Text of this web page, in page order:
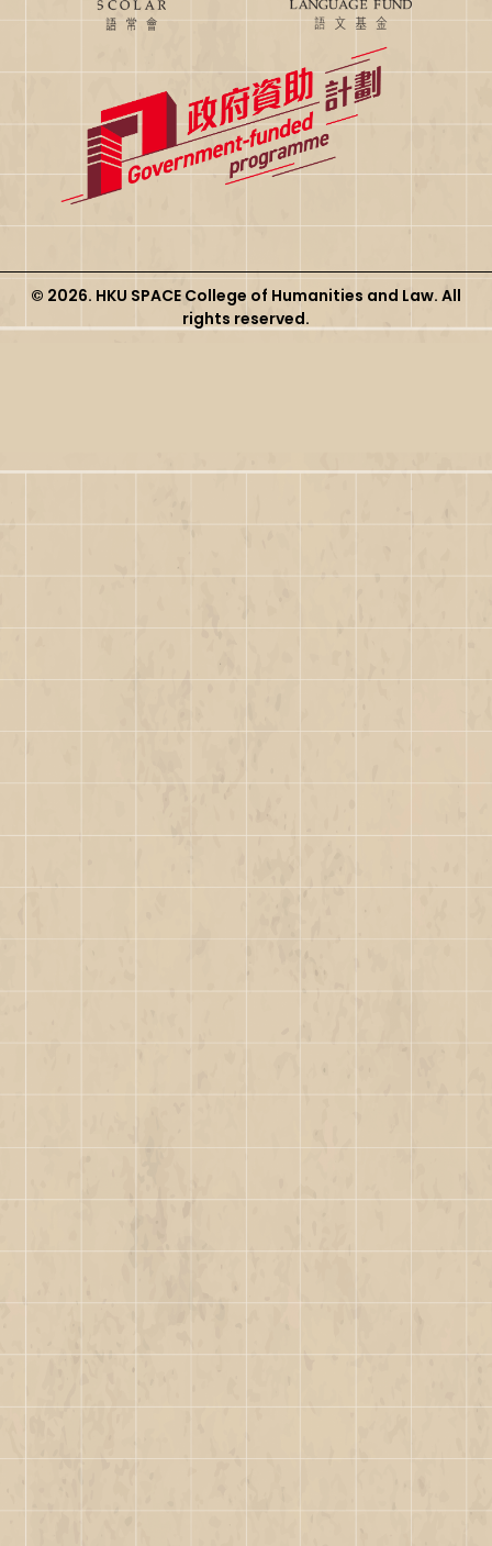
© 2026. HKU SPACE College of Humanities and Law. All
rights reserved.